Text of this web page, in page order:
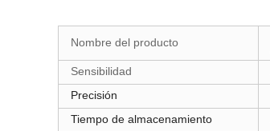
Nombre del producto
Sensibilidad
Precisión
Tiempo de almacenamiento